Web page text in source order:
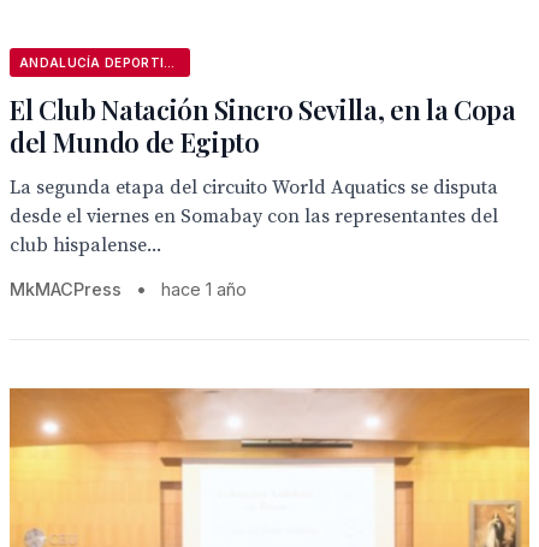
El Club Natación Sincro Sevilla, en la Copa
del Mundo de Egipto
La segunda etapa del circuito World Aquatics se disputa
desde el viernes en Somabay con las representantes del
club hispalense...
MkMACPress • hace 1 año